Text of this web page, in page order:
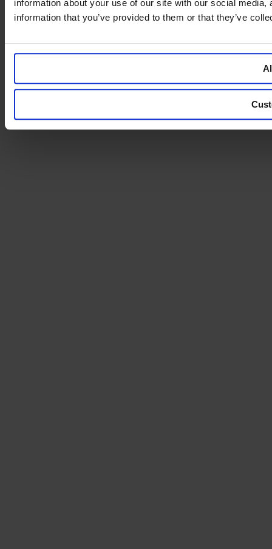
information about your use of our site with our social
information that you’ve provided to them or that they’ve